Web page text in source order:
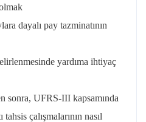
dayalı pay tazminatının
yardıma ihtiyaç
sonra, UFRS-III kapsamında
çalışmalarının nasıl